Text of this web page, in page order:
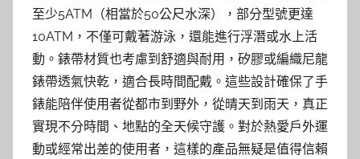
至少5ATM（相當於50公尺水深），部分型號更達
10ATM，不僅可戴著游泳，還能進行浮潛或水上活
動。錶帶材質也考慮到舒適與耐用，矽膠或編織尼龍
錶帶透氣快乾，適合長時間配戴。這些設計確保了手
錶能陪伴使用者從都市到野外，從晴天到雨天，真正
實現不分時間、地點的全天候守護。對於熱愛戶外運
動或經常出差的使用者，這樣的產品無疑是值得信賴